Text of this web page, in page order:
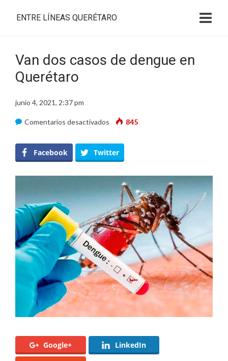
ENTRE LÍNEAS QUERÉTARO
Van dos casos de dengue en
Querétaro
junio 4, 2021, 2:37 pm
Comentarios desactivados en
dos
casos
de
dengue
en
Querétaro
845
Facebook Twitter
Google+ LinkedIn